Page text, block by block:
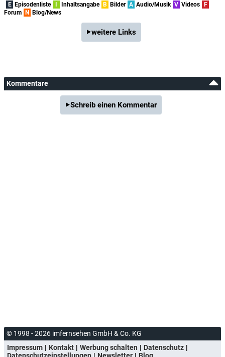
E Episodenliste I Inhaltsangabe B Bilder A Audio/Musik V Videos F
Forum N Blog/News
weitere Links
Kommentare
Schreib einen Kommentar
© 1998 - 2026 imfernsehen GmbH & Co. KG
Impressum
Kontakt Werbung schalten
Datenschutz